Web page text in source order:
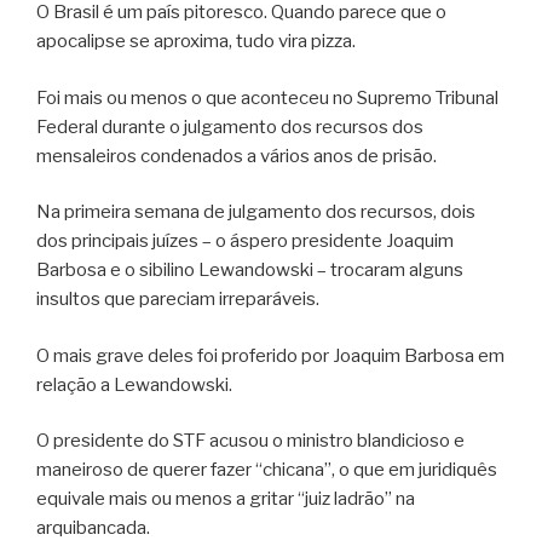
O Brasil é um país pitoresco. Quando parece que o
apocalipse se aproxima, tudo vira pizza.
Foi mais ou menos o que aconteceu no Supremo Tribunal
Federal durante o julgamento dos recursos dos
mensaleiros condenados a vários anos de prisão.
Na primeira semana de julgamento dos recursos, dois
dos principais juízes – o áspero presidente Joaquim
Barbosa e o sibilino Lewandowski – trocaram alguns
insultos que pareciam irreparáveis.
O mais grave deles foi proferido por Joaquim Barbosa em
relação a Lewandowski.
O presidente do STF acusou o ministro blandicioso e
maneiroso de querer fazer “chicana”, o que em juridiquês
equivale mais ou menos a gritar “juiz ladrão” na
arquibancada.